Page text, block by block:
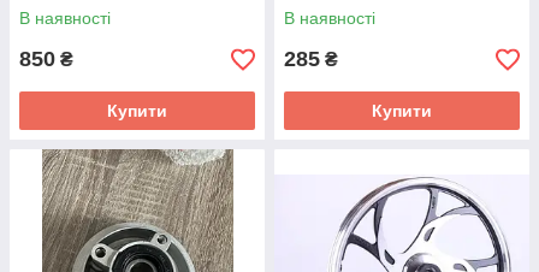
В наявності
850 ₴
Купити
В наявності
285 ₴
Купити